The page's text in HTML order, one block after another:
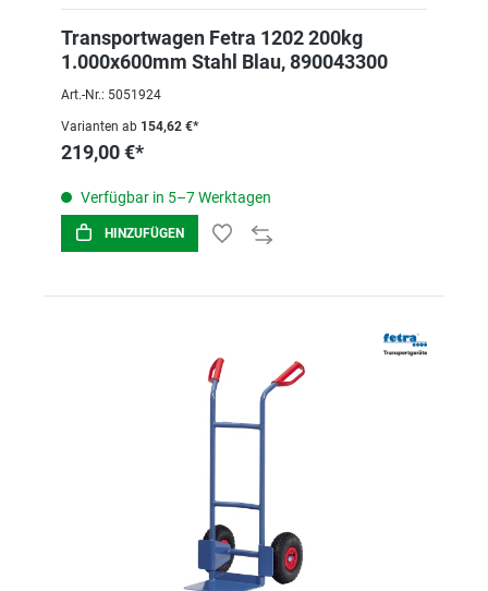
Transportwagen Fetra 1202 200kg
1.000x600mm Stahl Blau, 890043300
Art.-Nr.: 5051924
Varianten ab 154,62 €*
219,00 €*
Verfügbar in 5–7 Werktagen
HINZUFÜGEN